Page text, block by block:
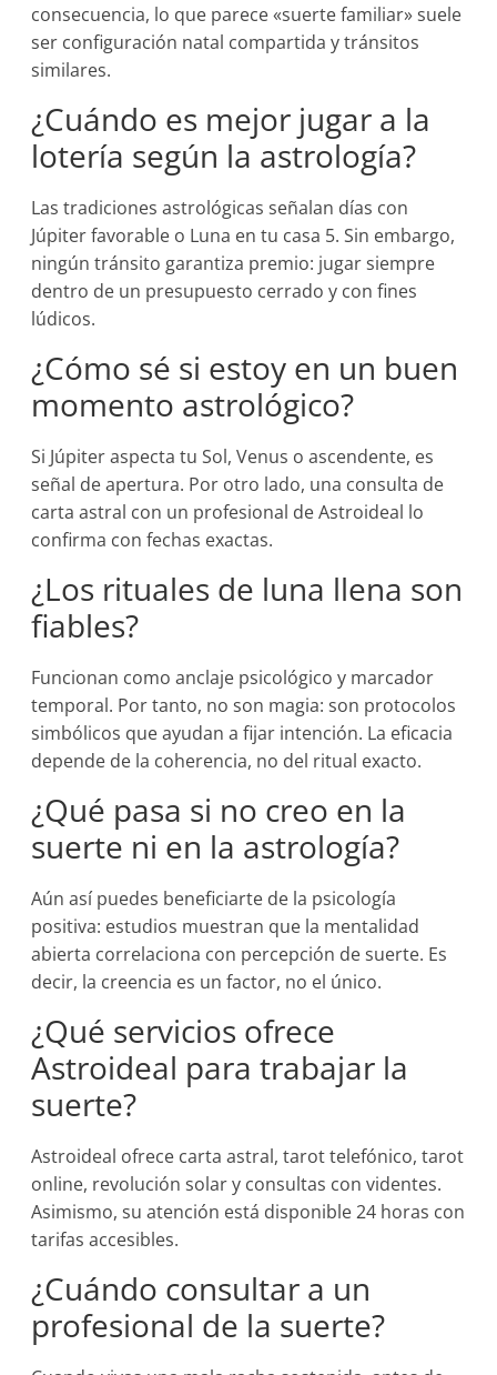
consecuencia, lo que parece «suerte familiar» suele
ser configuración natal compartida y tránsitos
similares.
¿Cuándo es mejor jugar a la
lotería según la astrología?
Las tradiciones astrológicas señalan días con
Júpiter favorable o Luna en tu casa 5. Sin embargo,
ningún tránsito garantiza premio: jugar siempre
dentro de un presupuesto cerrado y con fines
lúdicos.
¿Cómo sé si estoy en un buen
momento astrológico?
Si Júpiter aspecta tu Sol, Venus o ascendente, es
señal de apertura. Por otro lado, una consulta de
carta astral con un profesional de Astroideal lo
confirma con fechas exactas.
¿Los rituales de luna llena son
fiables?
Funcionan como anclaje psicológico y marcador
temporal. Por tanto, no son magia: son protocolos
simbólicos que ayudan a fijar intención. La eficacia
depende de la coherencia, no del ritual exacto.
¿Qué pasa si no creo en la
suerte ni en la astrología?
Aún así puedes beneficiarte de la psicología
positiva: estudios muestran que la mentalidad
abierta correlaciona con percepción de suerte. Es
decir, la creencia es un factor, no el único.
¿Qué servicios ofrece
Astroideal para trabajar la
suerte?
Astroideal ofrece carta astral, tarot telefónico, tarot
online, revolución solar y consultas con videntes.
Asimismo, su atención está disponible 24 horas con
tarifas accesibles.
¿Cuándo consultar a un
profesional de la suerte?